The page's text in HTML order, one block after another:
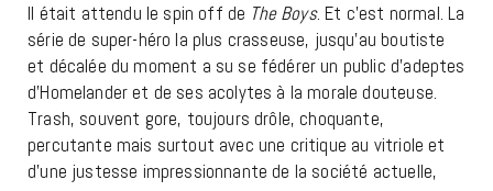
Il était attendu le spin off de The Boys. Et c’est normal. La
série de super-héro la plus crasseuse, jusqu’au boutiste
et décalée du moment a su se fédérer un public d’adeptes
d’Homelander et de ses acolytes à la morale douteuse.
Trash, souvent gore, toujours drôle, choquante,
percutante mais surtout avec une critique au vitriole et
d’une justesse impressionnante de la société actuelle,